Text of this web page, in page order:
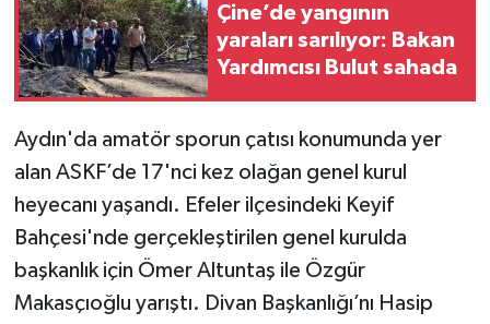
Çine’de yangının
yaraları sarılıyor: Bakan
Yardımcısı Bulut sahada
Aydın'da amatör sporun çatısı konumunda yer
alan ASKF’de 17'nci kez olağan genel kurul
heyecanı yaşandı. Efeler ilçesindeki Keyif
Bahçesi'nde gerçekleştirilen genel kurulda
başkanlık için Ömer Altuntaş ile Özgür
Makasçıoğlu yarıştı. Divan Başkanlığı’nı Hasip